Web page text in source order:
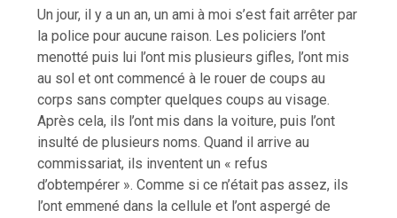
Un jour, il y a un an, un ami à moi s’est fait arrêter par
la police pour aucune raison. Les policiers l’ont
menotté puis lui l’ont mis plusieurs gifles, l’ont mis
au sol et ont commencé à le rouer de coups au
corps sans compter quelques coups au visage.
Après cela, ils l’ont mis dans la voiture, puis l’ont
insulté de plusieurs noms. Quand il arrive au
commissariat, ils inventent un « refus
d’obtempérer ». Comme si ce n’était pas assez, ils
l’ont emmené dans la cellule et l’ont aspergé de